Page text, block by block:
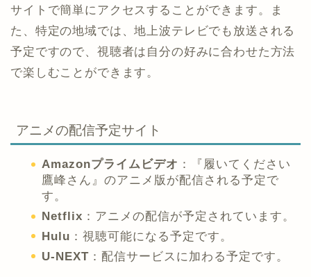
サイトで簡単にアクセスすることができます。ま
た、特定の地域では、地上波テレビでも放送される
予定ですので、視聴者は自分の好みに合わせた方法
で楽しむことができます。
アニメの配信予定サイト
Amazonプライムビデオ ：​
『履いてください
鷹峰さん』のアニメ版が配信される予定で
す。
Netflix ：​ アニメの配信が予定されています。
Hulu ：​ 視聴可能になる予定です。
U-NEXT ：​ 配信サービスに加わる予定です。